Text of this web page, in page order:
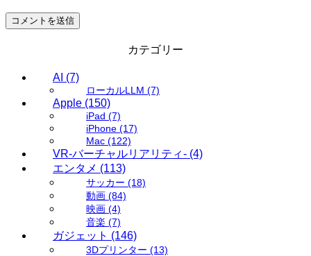
カテゴリー
AI (7)
ローカルLLM (7)
Apple (150)
iPad (7)
iPhone (17)
Mac (122)
VR-バーチャルリアリティ- (4)
エンタメ (113)
サッカー (18)
動画 (84)
映画 (4)
音楽 (7)
ガジェット (146)
3Dプリンター (13)